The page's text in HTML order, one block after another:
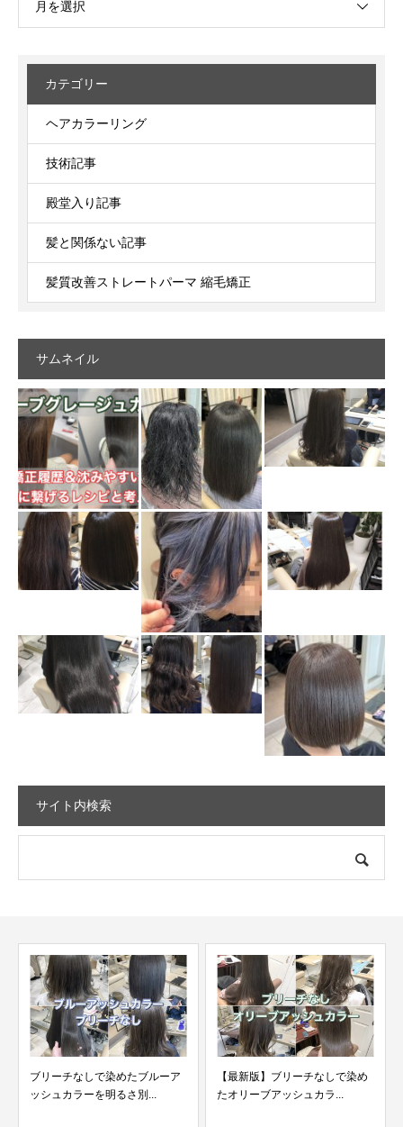
月を選択
カテゴリー
ヘアカラーリング
技術記事
殿堂入り記事
髪と関係ない記事
髪質改善ストレートパーマ 縮毛矯正
サムネイル
サイト内検索
【最新版】ブリーチなしで染め
たオリーブアッシュカラ...